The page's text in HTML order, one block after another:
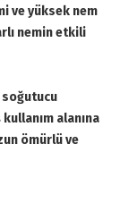
ve yüksek nem
nemin etkili
soğutucu
alanına
ömürlü ve